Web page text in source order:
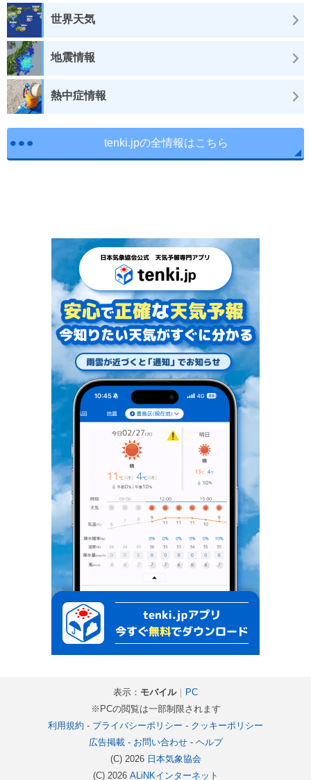
世界天気
地震情報
熱中症情報
tenki.jpの全情報はこちら
表示： モバイル｜
PC
※PCの閲覧は一部制限されます
利用規約 - プライバシーポリシー - クッキーポリシー
広告掲載- お問い合わせ- ヘルプ
(C) 2026 日本気象協会
(C) 2026 ALiNKインターネット